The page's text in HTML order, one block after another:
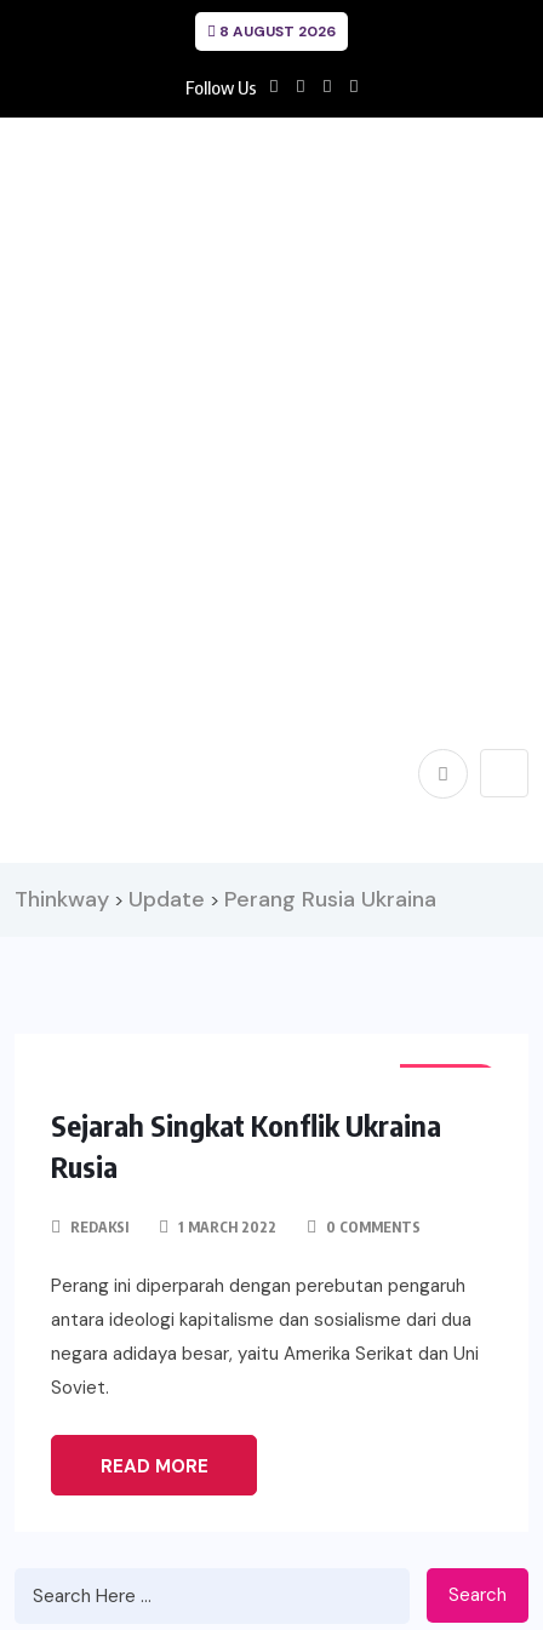
8 AUGUST 2026
Follow Us
Thinkway > Update > Perang Rusia Ukraina
Sejarah Singkat Konflik Ukraina
Rusia
REDAKSI 1 MARCH 2022 0 COMMENTS
Perang ini diperparah dengan perebutan pengaruh
antara ideologi kapitalisme dan sosialisme dari dua
negara adidaya besar, yaitu Amerika Serikat dan Uni
Soviet.
READ MORE
Search